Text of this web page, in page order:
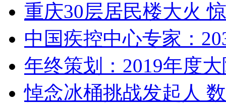
重庆30层居民楼大火
中国疾控中心专家：
年终策划：2019年度
悼念冰桶挑战发起人